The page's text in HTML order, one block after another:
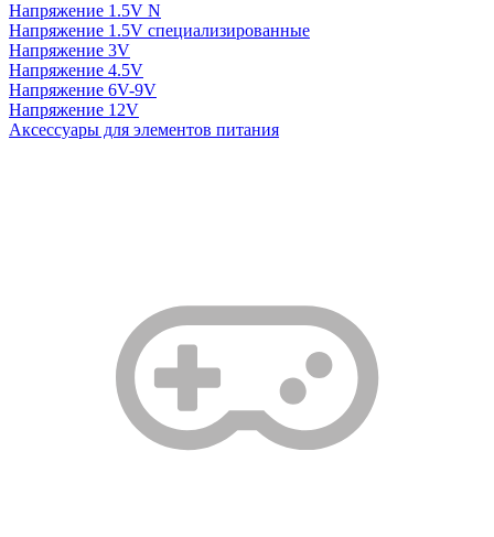
Напряжение 1.5V N
Напряжение 1.5V специализированные
Напряжение 3V
Напряжение 4.5V
Напряжение 6V-9V
Напряжение 12V
Аксессуары для элементов питания